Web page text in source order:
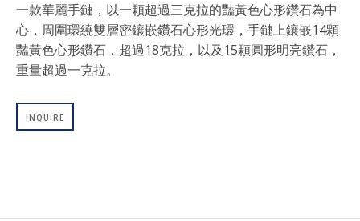
吊墜
耳飾
手鐲
彩钻
MEN'S RINGS
項鍊
吊墜
手鐲
一款華麗手鏈，以一顆超過三克拉的豔黃色心形鑽石為中
心，周圍環繞雙層密鑲嵌鑽石心形光環，手鏈上鑲嵌14顆
豔黃色心形鑽石，超過18克拉，以及15顆圓形明亮鑽石，
重量超過一克拉。
INQUIRE